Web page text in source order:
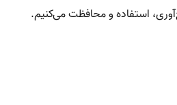
استفاده و محافظت می‌کنیم.